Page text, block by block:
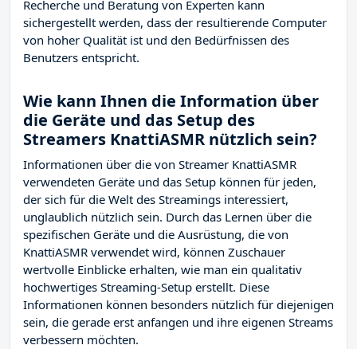
Recherche und Beratung von Experten kann
sichergestellt werden, dass der resultierende Computer
von hoher Qualität ist und den Bedürfnissen des
Benutzers entspricht.
Wie kann Ihnen die Information über
die Geräte und das Setup des
Streamers KnattiASMR nützlich sein?
Informationen über die von Streamer KnattiASMR
verwendeten Geräte und das Setup können für jeden,
der sich für die Welt des Streamings interessiert,
unglaublich nützlich sein. Durch das Lernen über die
spezifischen Geräte und die Ausrüstung, die von
KnattiASMR verwendet wird, können Zuschauer
wertvolle Einblicke erhalten, wie man ein qualitativ
hochwertiges Streaming-Setup erstellt. Diese
Informationen können besonders nützlich für diejenigen
sein, die gerade erst anfangen und ihre eigenen Streams
verbessern möchten.